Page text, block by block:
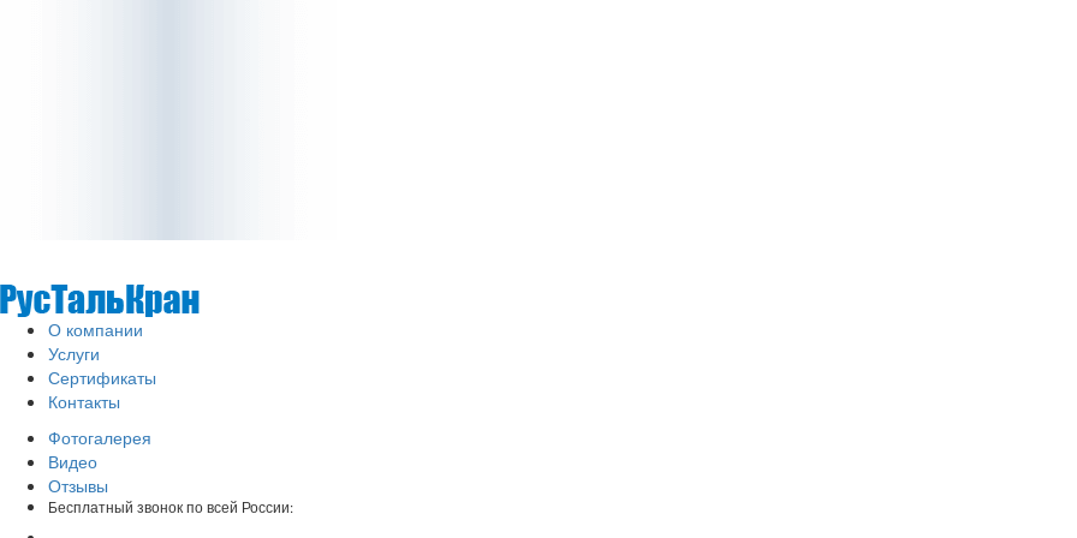
О компании
Услуги
Сертификаты
Контакты
Фотогалерея
Видео
Отзывы
Бесплатный звонок по всей России: